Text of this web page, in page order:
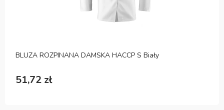
BLUZA ROZPINANA DAMSKA HACCP S Biały
51,72 zł